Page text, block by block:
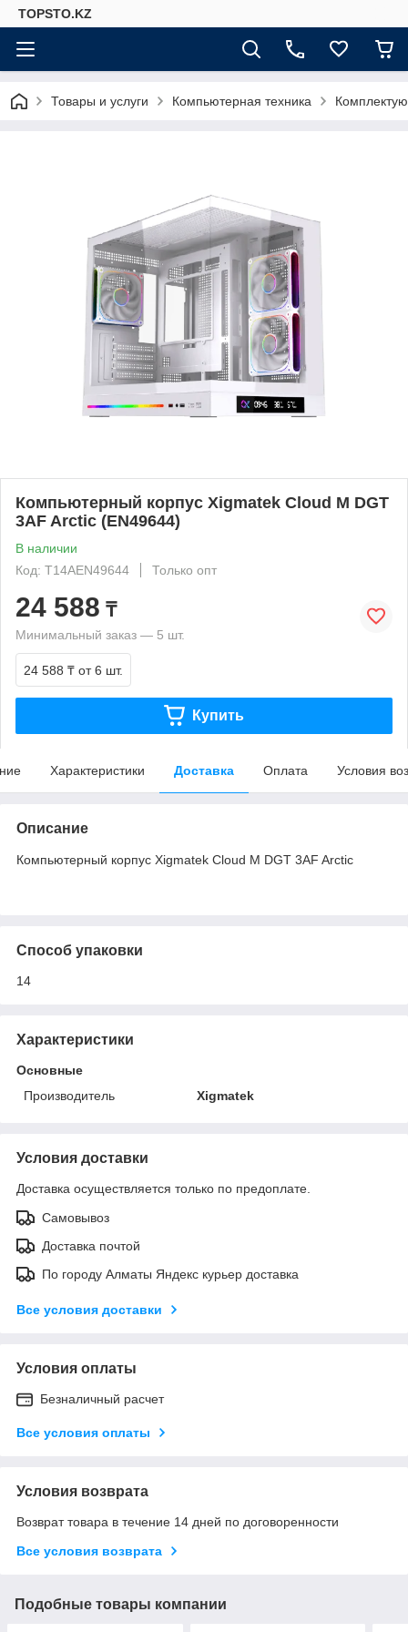
TOPSTO.KZ
Товары и услуги Компьютерная техника
Компьютерный корпус Xigmatek Cloud M DGT
3AF Arctic (EN49644)
В наличии
Код: T14AEN49644
Только опт
24 588 ₸
Минимальный заказ — 5 шт.
24 588 ₸ от 6 шт.
Купить
Характеристики Доставка Оплата Условия
Описание
Компьютерный корпус Xigmatek Cloud M DGT 3AF Arctic
Способ упаковки
14
Характеристики
Основные
Производитель
Xigmatek
Условия доставки
Доставка осуществляется только по предоплате.
Самовывоз
Доставка почтой
По городу Алматы Яндекс курьер доставка
Все условия доставки
Условия оплаты
Безналичный расчет
Все условия оплаты
Условия возврата
Возврат товара в течение 14 дней по договоренности
Все условия возврата
Подобные товары компании